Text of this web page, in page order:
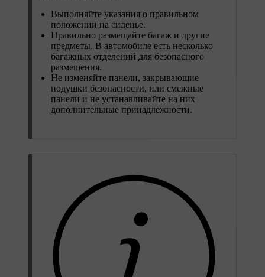
Выполняйте указания о правильном
положении на сиденье.
Правильно размещайте багаж и другие
предметы. В автомобиле есть несколько
багажных отделений для безопасного
размещения.
Не изменяйте панели, закрывающие
подушки безопасности, или смежные
панели и не устанавливайте на них
дополнительные принадлежности.